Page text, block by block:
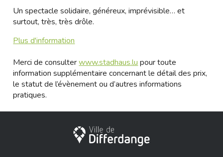
Un spectacle solidaire, généreux, imprévisible… et
surtout, très, très drôle.
Plus d'information
Merci de consulterwww.stadhaus.lu pour toute
information supplémentaire concernant le détail des prix,
le statut de l’évènement ou d’autres informations
pratiques.
Stadt Differdingen